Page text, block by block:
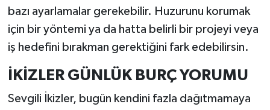
bazı ayarlamalar gerekebilir. Huzurunu korumak
için bir yöntemi ya da hatta belirli bir projeyi veya
iş hedefini bırakman gerektiğini fark edebilirsin.
İKİZLER GÜNLÜK BURÇ YORUMU
Sevgili İkizler, bugün kendini fazla dağıtmamaya